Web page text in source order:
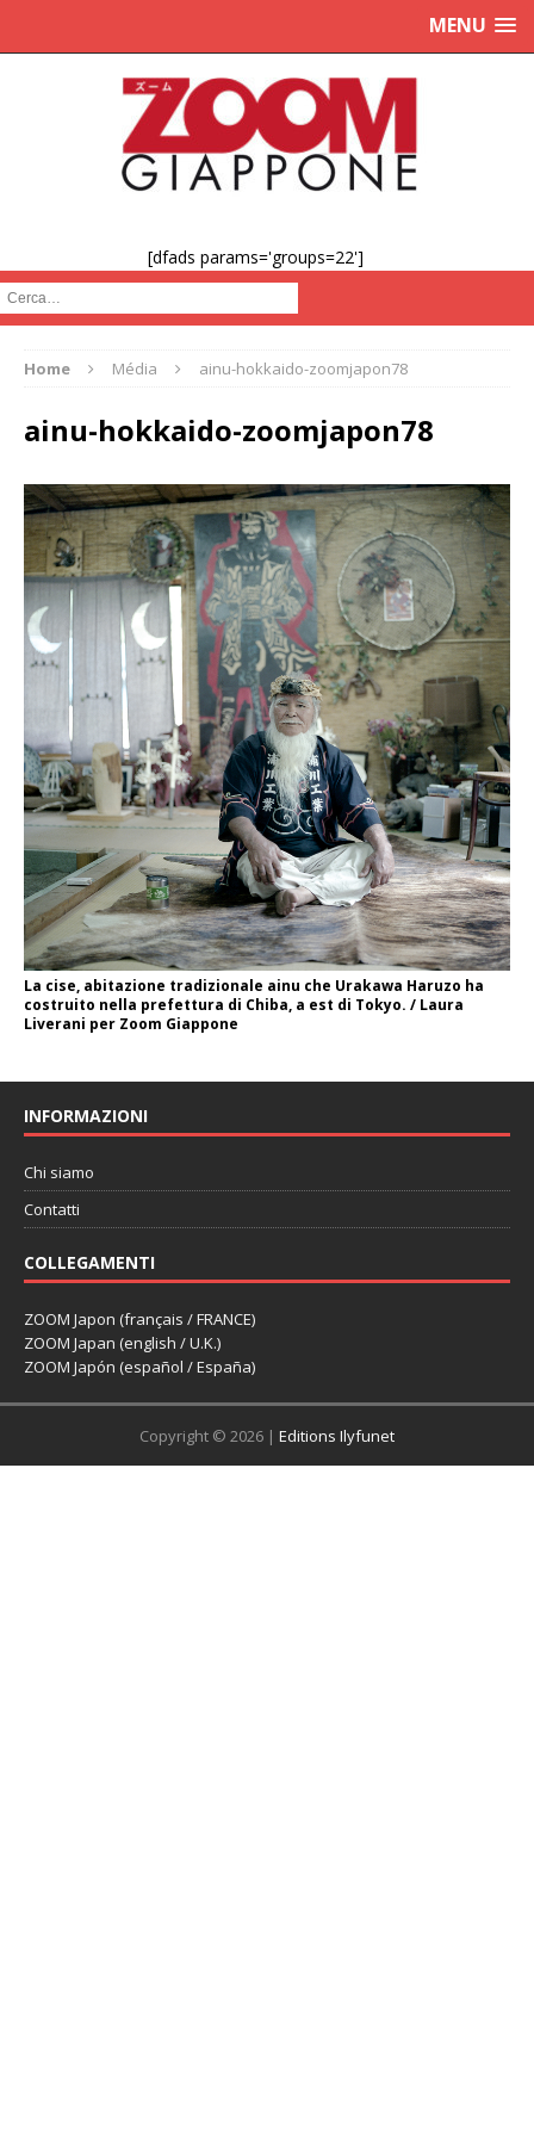
MENU
[dfads params='groups=22']
Cerca :
Home Média ainu-hokkaido-zoomjapon78
ainu-hokkaido-zoomjapon78
La cise, abitazione tradizionale ainu che Urakawa Haruzo ha
costruito nella prefettura di Chiba, a est di Tokyo. / Laura
Liverani per Zoom Giappone
INFORMAZIONI
Chi siamo
Contatti
COLLEGAMENTI
ZOOM Japon (français / FRANCE)
ZOOM Japan (english / U.K.)
ZOOM Japón (español / España)
Copyright © 2026 | Editions Ilyfunet